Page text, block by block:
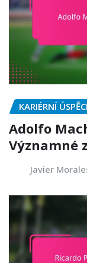
KARIÉRNÍ
Adolfo
Významné
Javier